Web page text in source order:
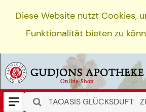
Diese Website nutzt Cookies,
Funktionalität bieten zu